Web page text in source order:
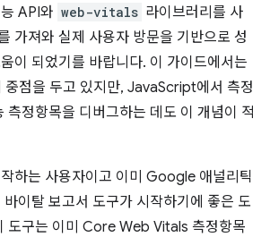
API와 web-vitals 라이브러리를 사
가져와 실제 사용자 방문을 기반으로 성
이 되었기를 바랍니다. 이 가이드에서는
점을 두고 있지만, JavaScript에서 측정
측정항목을 디버그하는 데도 이 개념이 적
하는 사용자이고 이미 Google 애널리틱
이탈 보고서 도구가 시작하기에 좋은 도
도구는 이미 Core Web Vitals 측정항목